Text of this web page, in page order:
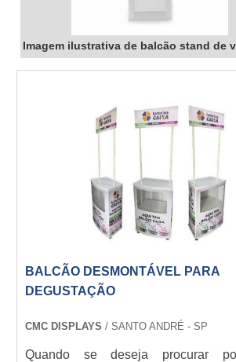
Imagem ilustrativa de balcão stand de
BALCÃO DESMONTÁVEL PARA
DEGUSTAÇÃO
CMC DISPLAYS / SANTO ANDRÉ - SP
Quando se deseja procurar